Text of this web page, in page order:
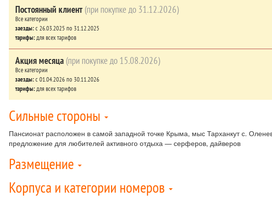
Постоянный клиент(при покупке до 31.12.2026)
Все категории
заезды:c 26.03.2025 по 31.12.2025
тарифы:для всех тарифов
Акция месяца(при покупке до 15.08.2026)
Все категории
заезды:c 01.04.2026 по 30.11.2026
тарифы:для всех тарифов
Сильные стороны
Пансионат расположен в самой западной точке Крыма, мыс Тарханкут с.
предложение для любителей активного отдыха — серферов, дайверов
Размещение
Корпуса и категории номеров